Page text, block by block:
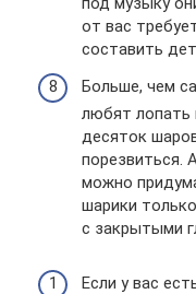
от вас
составить
Больше, чем
любят лопать
десяток
порезвиться.
можно
шарики
с закрытыми
Если у вас